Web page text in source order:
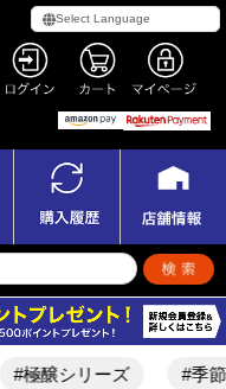
#極醸シリーズ #季節